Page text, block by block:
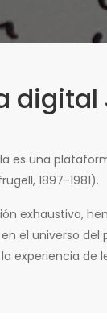
digital
es una
1897-1981).
exhaustiva,
el universo
experiencia